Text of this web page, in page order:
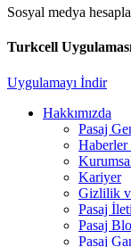
Sosyal medya
Turkcell
Uygulamayı İndir
Hakkımızda
Pasaj
Kariyer
Gizlilik
Pasaj
Pasaj
Pasaj